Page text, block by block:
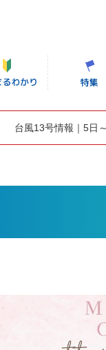
台風13号情報｜5日